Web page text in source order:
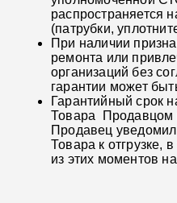
распространяется
(патрубки,
При наличии
ремонта или
организаций без
гарантии может
Гарантийный срок
Товара Продавцом
Продавец уведомил
Товара к отгрузке,
из этих моментов